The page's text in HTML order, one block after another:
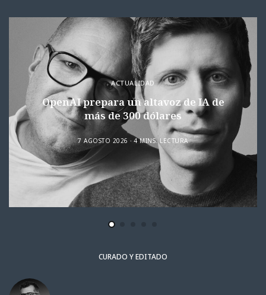
ACTUALIDAD
OpenAI prepara un altavoz de IA de
más de 300 dólares
7 AGOSTO 2026 4 MINS. LECTURA
CURADO Y EDITADO